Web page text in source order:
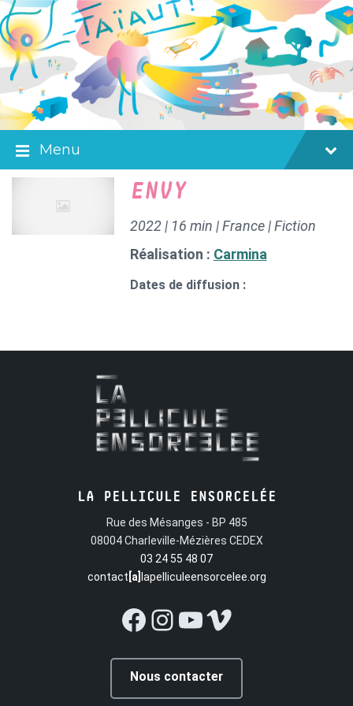
Skip
to
content
Skip
to
main
navigation
Skip
to
footer
Menu
ENVY
2022 | 16 min | France | Fiction
Réalisation : Carmina
Dates de diffusion :
LA PELLICULE ENSORCELÉE
Rue des Mésanges - BP 485
08004 Charleville-Mézières CEDEX
03 24 55 48 07
contact [a] lapelliculeensorcelee.org
Facebook
Instagram
YouTube
Vimeo
Nous contacter